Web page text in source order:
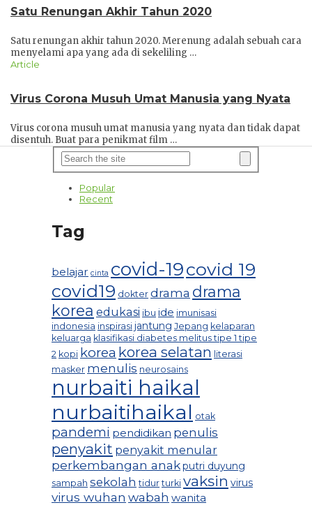
Satu Renungan Akhir Tahun 2020
Satu renungan akhir tahun 2020. Merenung adalah sebuah cara
menyelami apa yang ada di sekeliling …
Article
Virus Corona Musuh Umat Manusia yang Nyata
Virus corona musuh umat manusia yang nyata dan tidak dapat
disentuh. Buat para penikmat film …
Popular
Recent
Tag
belajar cinta covid-19covid 19
covid19 dokter drama drama
korea edukasi ibu ide imunisasi
indonesia inspirasi jantung Jepang kelaparan
keluarga klasifikasi diabetes melitus tipe 1 tipe
2 kopi korea korea selatan literasi
masker menulis neurosains
nurbaiti haikal
nurbaitihaikal otak
pandemi pendidikan penulis
penyakit penyakit menular
perkembangan anakputri duyung
sampah sekolah tidur turki vaksin virus
virus wuhan wabah wanita